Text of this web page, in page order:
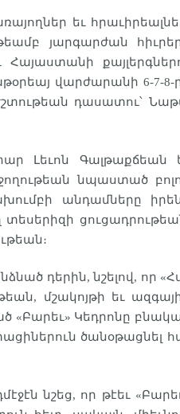
եւ
յարգարժան
վարժարանի 6-7-8-
դասատու՝
Լեւոն Գալթաքճեան
նպաստած
անդամները
տեսերիզի
դերին, նշելով, որ
մշակոյթի եւ
«Բարեւ» Կեդրոնը
ծանօթացնել
նշեց, որ թէեւ